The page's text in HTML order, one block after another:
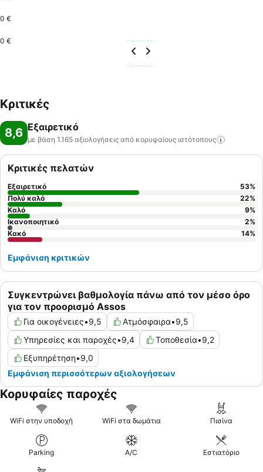
0 €
0 €
Κριτικές
8,6 Εξαιρετικό
με βάση 1.165 αξιολογήσεις από κορυφαίους ιστότοπους
Συγκεντρώνει βαθμολογία πάνω από τον μέσο όρο
για τον προορισμό Assos
Για οικογένειες•9,5 Ατμόσφαιρα•9,5
Υπηρεσίες και παροχές•9,4 Τοποθεσία•9,2
Εξυπηρέτηση•9,0
Εμφάνιση περισσότερων αξιολογήσεων
Κριτικές πελατών
Εξαιρετικό 53%
Πολύ καλό
22%
Καλό
9%
Ικανοποιητικό
2%
Κακό
14%
Εμφάνιση κριτικών
Κορυφαίες παροχές
WiFi στην υποδοχή WiFi στα δωμάτια Πισίνα
Parking A/C Εστιατόριο